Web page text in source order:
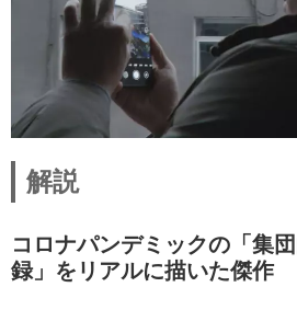
解説
コロナパンデミックの「集
録」をリアルに描いた傑作